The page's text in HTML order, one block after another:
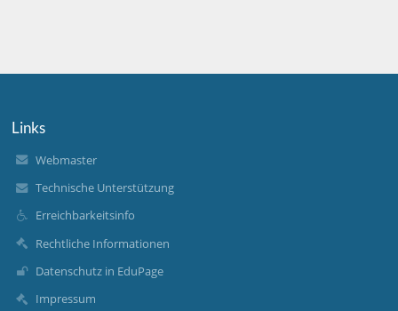
Links
Webmaster
Technische Unterstützung
Erreichbarkeitsinfo
Rechtliche Informationen
Datenschutz in EduPage
Impressum